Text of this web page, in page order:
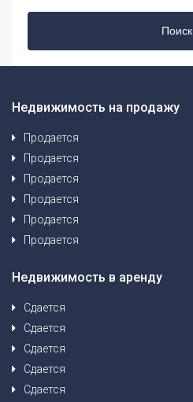
Поиск
Недвижимость на продажу
Продается
Продается
Продается
Продается
Продается
Продается
Недвижимость в аренду
Сдается
Сдается
Сдается
Сдается
Сдается